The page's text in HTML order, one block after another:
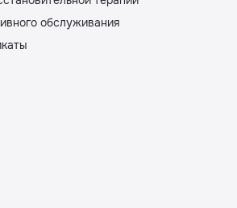
обслуживания